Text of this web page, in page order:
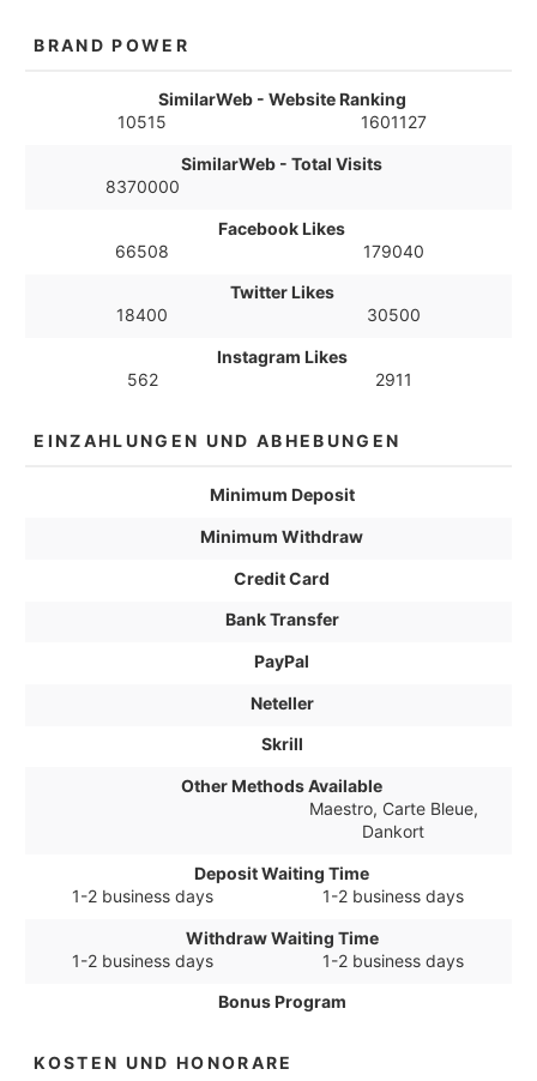
BRAND POWER
SimilarWeb - Website Ranking
10515
1601127
SimilarWeb - Total Visits
8370000
Facebook Likes
66508
179040
Twitter Likes
18400
30500
Instagram Likes
562
2911
EINZAHLUNGEN UND ABHEBUNGEN
Minimum Deposit
Minimum Withdraw
Credit Card
Bank Transfer
PayPal
Neteller
Skrill
Other Methods Available
Maestro, Carte Bleue,
Dankort
Deposit Waiting Time
1-2 business days
1-2 business days
Withdraw Waiting Time
1-2 business days
1-2 business days
Bonus Program
KOSTEN UND HONORARE